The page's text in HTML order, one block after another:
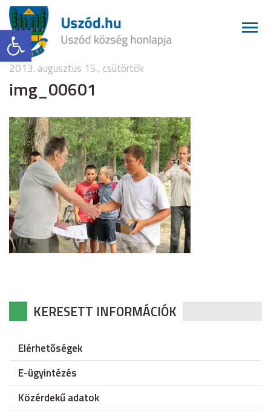
Eszköztár megnyitása
2013. augusztus 15., csütörtök
img_00601
KERESETT INFORMÁCIÓK
Elérhetőségek
E-ügyintézés
Közérdekű adatok